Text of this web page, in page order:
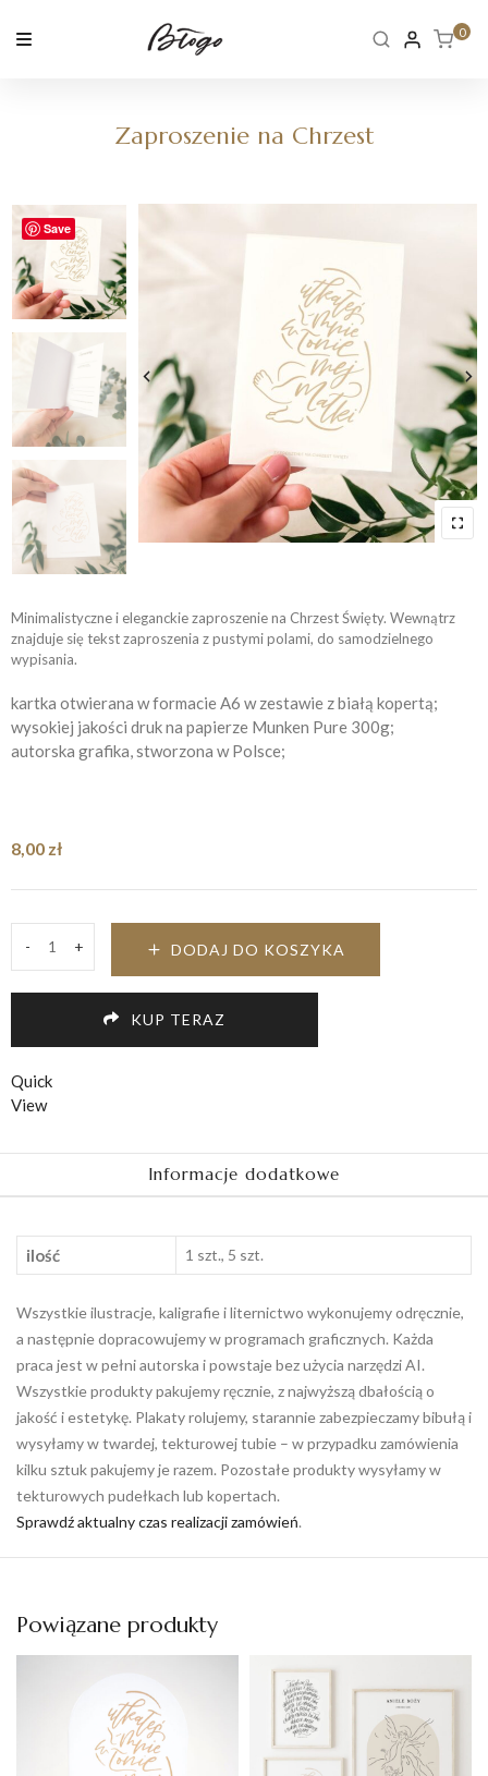
0
Zaproszenie na Chrzest
Save
Minimalistyczne i eleganckie zaproszenie na Chrzest Święty. Wewnątrz
znajduje się tekst zaproszenia z pustymi polami, do samodzielnego
wypisania.
kartka otwierana w formacie A6 w zestawie z białą kopertą;
wysokiej jakości druk na papierze Munken Pure 300g;
autorska grafika, stworzona w Polsce;
8,00 zł
-
Zaproszenie
+ DODAJ DO KOSZYKA
KUP TERAZ
Quick
View
Informacje dodatkowe
ilość 1 szt., 5 szt.
Wszystkie ilustracje, kaligrafie i liternictwo wykonujemy odręcznie,
a następnie dopracowujemy w programach graficznych. Każda
praca jest w pełni autorska i powstaje bez użycia narzędzi AI.
Wszystkie produkty pakujemy ręcznie, z najwyższą dbałością o
jakość i estetykę. Plakaty rolujemy, starannie zabezpieczamy bibułą i
wysyłamy w twardej, tekturowej tubie – w przypadku zamówienia
kilku sztuk pakujemy je razem. Pozostałe produkty wysyłamy w
tekturowych pudełkach lub kopertach.
Sprawdź aktualny czas realizacji zamówień.
Powiązane produkty